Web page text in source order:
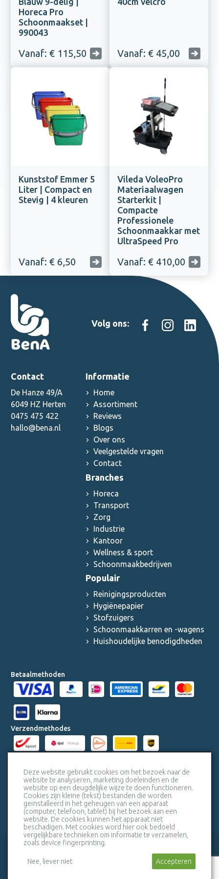
Horeca Pro
Schoonmaakset |
990043
Vanaf: € 115,50 Vanaf: € 45,00
Kunststof Emmer 5
Liter | Compact en
Stevig | 4 kleuren
Vanaf: € 6,50
Vileda VoleoPro
Materiaalwagen
Starterkit |
Compacte
Professionele
Schoonmaakkar met
UltraSpeed Pro
Vanaf: € 410,00
Volg ons:
Contact
De Hanze 49/A
6049 HZ Herten
0475 475 422
hallo@bena.nl
Informatie
Home
Assortiment
Reviews
Blogs
Over ons
Veelgestelde vragen
Contact
Branches
Horeca
Transport
Zorg
Industrie
Kantoor
Wellness & sport
Schoonmaakbedrijven
Populair
Reinigingsproducten
Hygiënepapier
Stofzuigers
Schoonmaakkarren en -wagens
Huishoudelijke benodigdheden
Betaalmethoden
Verzendmethodes
Veiligheidscertificaat SSL
veelgestelde vragen
algemene voorwaarden
sitemap
Deze website gebruikt cookies om het bezoek naar de
website te analyseren, marketing doeleinden en de
website op een deugdelijke wijze te doen functioneren.
Cookies zijn kleine (tekst) bestanden die worden
geïnstalleerd in het geheugen van een apparaat
(computer, telefoon, tablet) bij het bezoek aan een
website. De cookies kunnen het apparaat niet
beschadigen. Met cookies word hier ook bedoeld
vergelijkbare technieken om informatie te verzamelen,
zoals device fingerprinting.
Nee, liever niet Accepteren
Stuur een bericht